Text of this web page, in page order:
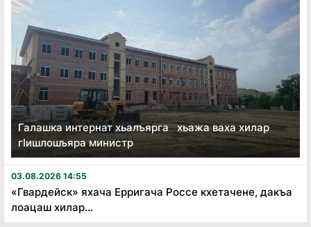
Галашка интернат хьалъярга хьажа ваха хилар
гӏишлошъяра министр
03.08.2026 14:55
«Гвардейск» яхача Ерригача Россе кхетачене, дакъа
лоацаш хилар...